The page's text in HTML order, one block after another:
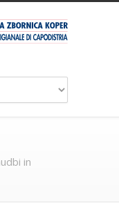
in